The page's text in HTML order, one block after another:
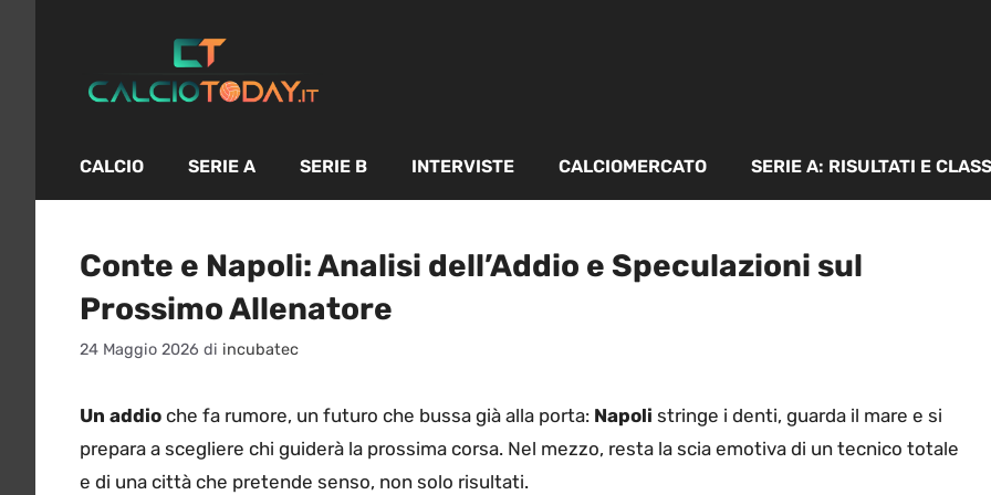
contenuto
CALCIO SERIE A SERIE B INTERVISTE CALCIOMERCATO SERIE A: RISULTATI E
Conte e Napoli: Analisi dell’Addio e Speculazioni sul
Prossimo Allenatore
24 Maggio 2026 di incubatec
Un addio che fa rumore, un futuro che bussa già alla porta: Napoli stringe i denti, guarda il mare e si
prepara a scegliere chi guiderà la prossima corsa. Nel mezzo, resta la scia emotiva di un tecnico totale
e di una città che pretende senso, non solo risultati.